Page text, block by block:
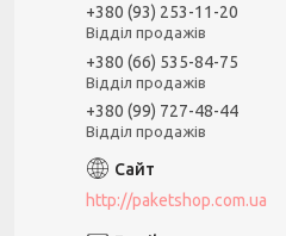
+380 (93) 253-11-20
Відділ продажів
+380 (66) 535-84-75
Відділ продажів
+380 (99) 727-48-44
Відділ продажів
http://paketshop.com.ua